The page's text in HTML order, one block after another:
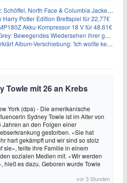
North Face & Columbia Jacken ab 39,60€
Harry Potter Edition Brettspiel für 22,77€
Akku-Kompressor 18 V für 48,61€
Wiedersehen ihrer geschiedenen Eltern kurz vor dem Tod ihrer Mutter
Verschiebung: 'Ich wollte keine persönliche Situation ausnutzen'
Towle mit 26 an Krebs
York (dpa) - Die amerikanische
Sydney Towle ist im Alter von
Jahren an den Folgen einer
gestorben. «Sie hat
hart gekämpft und wir sind so stolz
sie», teilte ihre Familie in einem
sozialen Medien mit. «Wir werden
hieß es dazu. Geboren wurde Towle
vor 3 Stunden